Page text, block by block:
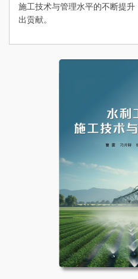
施工技术与管理水平的不断提
出贡献。